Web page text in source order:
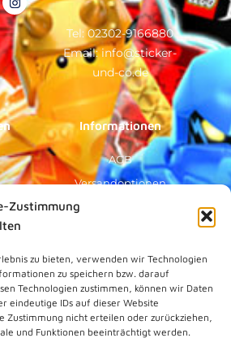
Zustimmung
zu bieten, verwenden wir Technologien
zu speichern bzw. darauf
Technologien zustimmen, können wir Daten
eindeutige IDs auf dieser Website
Zustimmung nicht erteilen oder zurückziehen,
und Funktionen beeinträchtigt werden.
n
s
t
a
g
r
a
m
Tel: 02302-9166880
Email: info@sticker-
und-co.de
Informationen
AGB
Versandoptionen
Zahlungsoptionen
Über Uns